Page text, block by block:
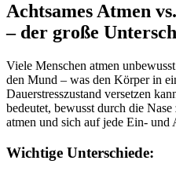
Achtsames Atmen
– der große
Viele Menschen atmen
den Mund – was den Körper in
Dauerstresszustand versetzen
bedeutet, bewusst durch die
atmen und sich auf jede Ein- und
Wichtige Unterschiede: